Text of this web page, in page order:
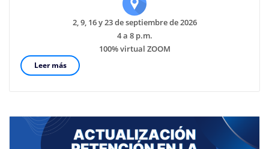
2, 9, 16 y 23 de septiembre de 2026
4 a 8 p.m.
100% virtual ZOOM
Leer más